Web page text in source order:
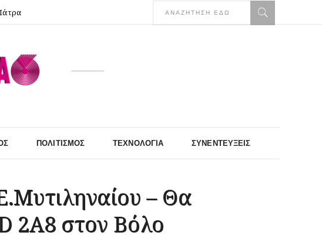
ΠΟΛΙΤΙΣΜΌΣ ΤΕΧΝΟΛΟΓΊΑ ΣΥΝΕΝΤΕΎΞΕΙΣ
– Θα
2A8 στον Βόλο